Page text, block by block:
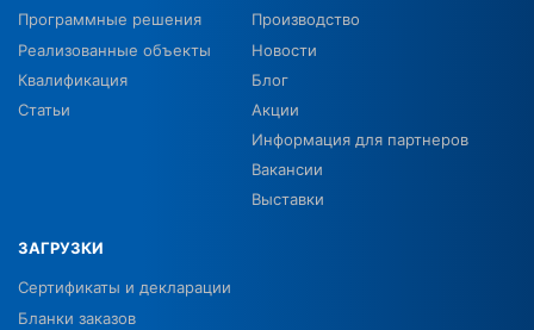
Программные решения
Реализованные объекты
Квалификация
Статьи
Производство
Новости
Блог
Акции
Информация для партнеров
Вакансии
Выставки
ЗАГРУЗКИ
Сертификаты и декларации
Бланки заказов